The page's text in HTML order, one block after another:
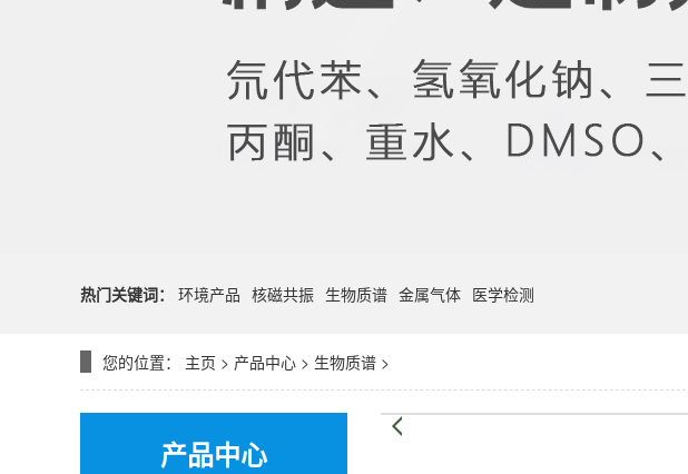
热门关键词： 环境产品 核磁共振 生物质谱 金属气体 医学检测
您的位置： 主页 > 产品中心 > 生物质谱 >
产品中心